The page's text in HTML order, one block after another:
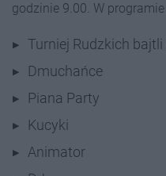
godzinie 9.00. W
Turniej Rudzkich
Dmuchańce
Piana Party
Kucyki
Animator